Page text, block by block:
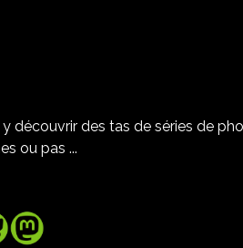
découvrir des tas de séries de
ou pas ...